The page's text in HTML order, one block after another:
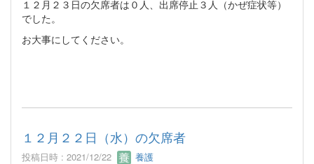
１２月２３日の欠席者は０人、出席停止３人（かぜ症状等）
でした。
お大事にしてください。
１２月２２日（水）の欠席者
投稿日時 : 2021/12/22 養護